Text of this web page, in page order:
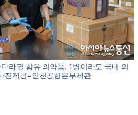
라필 함유 의약품, 1병이라도 국내 의
진제공=인천공항본부세관